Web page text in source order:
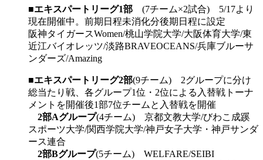
■エキスパートリーグ1部 (7チーム×2試合) 5/17より
現在開催中。前期日程未消化分後期日程に設定
阪神タイガースWomen/桃山学院大学/大阪体育大学/東
近江バイオレッツ/淡路BRAVEOCEANS/兵庫ブルーサ
ンダーズ/Amazing
■エキスパートリーグ2部(9チーム) 2グループに分け
総当たり戦、各グループ1位・2位による入替戦トーナ
メントを開催後1部7位チームと入替戦を開催
2部Aグループ(4チーム) 京都文教大学/びわこ成蹊
スポーツ大学/関西学院大学/神戸女子大学・神戸サンダ
ース連合
2部Bグループ(5チーム) WELFARE/SEIBI